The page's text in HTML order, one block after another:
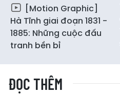
[Motion Graphic]
Hà Tĩnh giai đoạn 1831 -
1885: Những cuộc đấu
tranh bền bỉ
ĐỌC THÊM